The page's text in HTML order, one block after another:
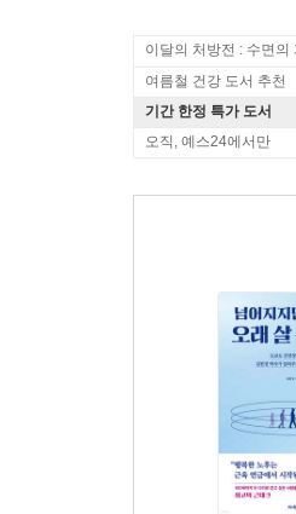
이달의 처방전 : 수면의
여름철 건강 도서 추천
기간 한정 특가 도서
오직, 예스24에서만